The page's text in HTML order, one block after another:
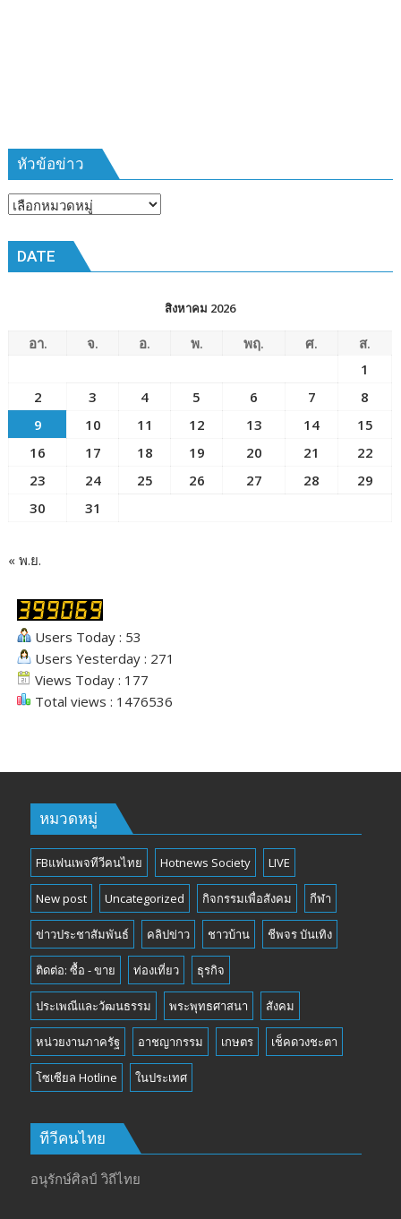
๒๕๖๙
หัวข้อข่าว
หัวข้อ
DATE
สิงหาคม 2026
อา. จ. อ. พ. พฤ. ศ.
ส.
1
2
3 4 5 6 7
8
9
10 11 12 13 14
15
16
17 18 19 20 21
22
23
24 25 26 27 28
29
30
31
« พ.ย.
Users Today : 53
Users Yesterday : 271
Views Today : 177
Total views : 1476536
หมวดหมู่
FBแฟนเพจทีวีคนไทย Hotnews Society LIVE
New post Uncategorized กิจกรรมเพื่อสังคม กีฬา
ข่าวประชาสัมพันธ์ คลิปข่าว ชาวบ้าน ชีพจร บันเทิง
ติดต่อ: ซื้อ - ขาย ท่องเที่ยว ธุรกิจ
ประเพณีและวัฒนธรรม พระพุทธศาสนา สังคม
หน่วยงานภาครัฐ อาชญากรรม เกษตร เช็คดวงชะตา
โซเซียล Hotline ในประเทศ
ทีวีคนไทย
อนุรักษ์ศิลป์ วิถีไทย